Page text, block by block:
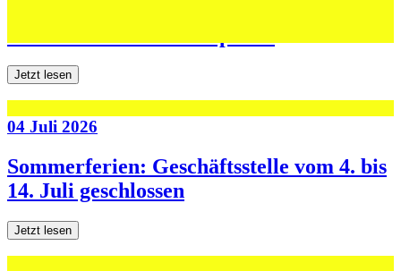
Jetzt lesen
04 Juli 2026
Sommerferien: Geschäftsstelle vom 4. bis
14. Juli geschlossen
Jetzt lesen